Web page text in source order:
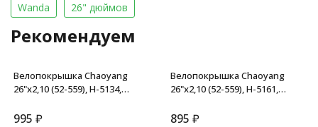
Wanda 26" дюймов
Рекомендуем
Велопокрышка Chaoyang
26"х2,10 (52-559), Н-5134,
995 ₽
Велопокрышка Chaoyang
26"х2,10 (52-559), Н-5161,
895 ₽